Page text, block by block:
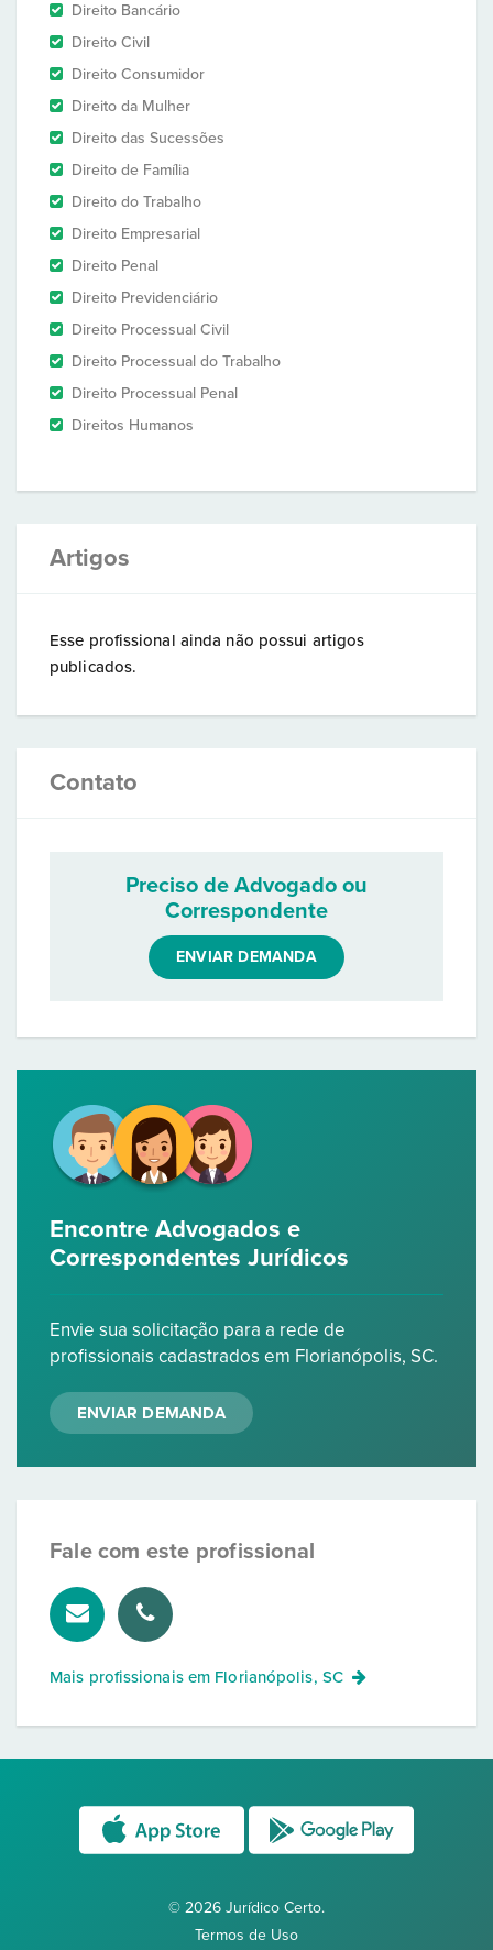
Direito Bancário
Direito Civil
Direito Consumidor
Direito da Mulher
Direito das Sucessões
Direito de Família
Direito do Trabalho
Direito Empresarial
Direito Penal
Direito Previdenciário
Direito Processual Civil
Direito Processual do Trabalho
Direito Processual Penal
Direitos Humanos
Artigos
Esse profissional ainda não possui artigos
publicados.
Contato
Preciso de Advogado ou
Correspondente
ENVIAR DEMANDA
Encontre Advogados e
Correspondentes Jurídicos
Envie sua solicitação para a rede de
profissionais cadastrados em Florianópolis, SC.
ENVIAR DEMANDA
Fale com este profissional
Mais profissionais em Florianópolis, SC
© 2026 Jurídico Certo.
Termos de Uso